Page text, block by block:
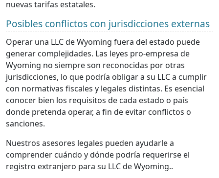
nuevas tarifas estatales.
Posibles conflictos con jurisdicciones externas
Operar una LLC de Wyoming fuera del estado puede
generar complejidades. Las leyes pro-empresa de
Wyoming no siempre son reconocidas por otras
jurisdicciones, lo que podría obligar a su LLC a cumplir
con normativas fiscales y legales distintas. Es esencial
conocer bien los requisitos de cada estado o país
donde pretenda operar, a fin de evitar conflictos o
sanciones.
Nuestros asesores legales pueden ayudarle a
comprender cuándo y dónde podría requerirse el
registro extranjero para su LLC de Wyoming..